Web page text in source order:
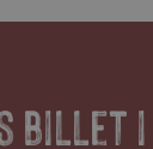
billet i